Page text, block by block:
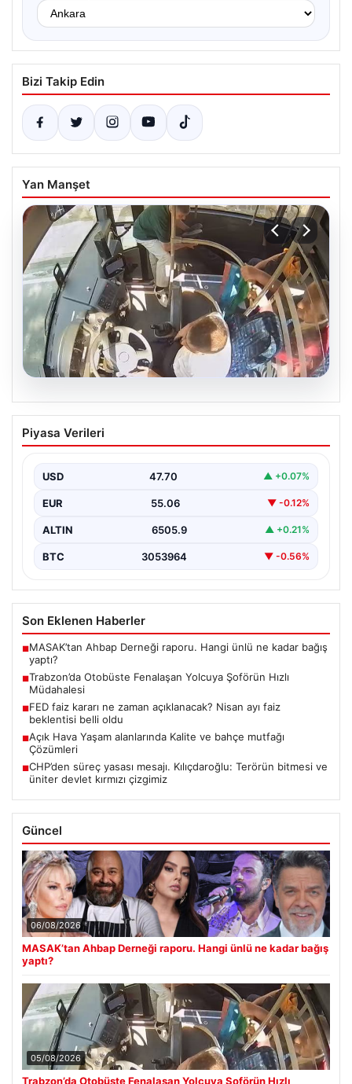
Bizi Takip Edin
Yan Manşet
Trabzon’da Otobüste Fenalaşan
Yolcuya Şoförün Hızlı Müdahalesi
yaşındaki yolcu Hasan Öner’in hayatı, şoför Sinan
Erdoğan’ın…
Piyasa Verileri
USD 47.70 ▲ +0.07%
EUR 55.06 ▼ -0.12%
ALTIN 6505.9 ▲ +0.21%
BTC 3053964 ▼ -0.56%
Son Eklenen Haberler
■MASAK’tan Ahbap Derneği raporu. Hangi ünlü ne kadar bağış
yaptı?
■Trabzon’da Otobüste Fenalaşan Yolcuya Şoförün Hızlı
Müdahalesi
■FED faiz kararı ne zaman açıklanacak? Nisan ayı faiz
beklentisi belli oldu
■Açık Hava Yaşam alanlarında Kalite ve bahçe mutfağı
Çözümleri
■CHP’den süreç yasası mesajı. Kılıçdaroğlu: Terörün bitmesi ve
üniter devlet kırmızı çizgimiz
Güncel
06/08/2026
MASAK’tan Ahbap Derneği raporu. Hangi ünlü ne kadar bağış
yaptı?
05/08/2026
Trabzon’da Otobüste Fenalaşan Yolcuya Şoförün Hızlı